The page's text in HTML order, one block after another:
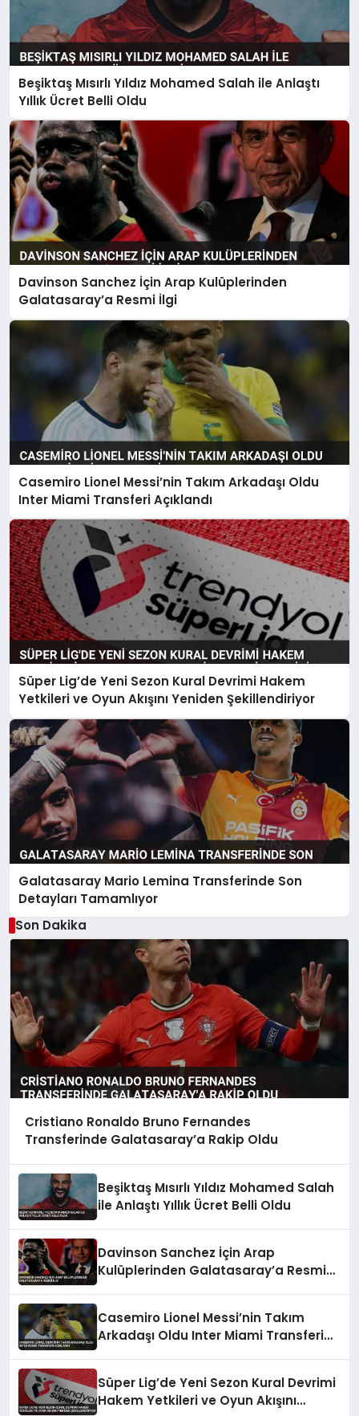
Beşiktaş Mısırlı Yıldız Mohamed Salah ile Anlaştı
Yıllık Ücret Belli Oldu
Davinson Sanchez İçin Arap Kulüplerinden
Galatasaray’a Resmi İlgi
Casemiro Lionel Messi’nin Takım Arkadaşı Oldu
Inter Miami Transferi Açıklandı
Süper Lig’de Yeni Sezon Kural Devrimi Hakem
Yetkileri ve Oyun Akışını Yeniden Şekillendiriyor
Galatasaray Mario Lemina Transferinde Son
Detayları Tamamlıyor
Son Dakika
Cristiano Ronaldo Bruno Fernandes
Transferinde Galatasaray’a Rakip Oldu
Beşiktaş Mısırlı Yıldız Mohamed Salah
ile Anlaştı Yıllık Ücret Belli Oldu
Davinson Sanchez İçin Arap
Kulüplerinden Galatasaray’a Resmi
Casemiro Lionel Messi’nin Takım
Arkadaşı Oldu Inter Miami Transferi
Süper Lig’de Yeni Sezon Kural Devrimi
Hakem Yetkileri ve Oyun Akışını